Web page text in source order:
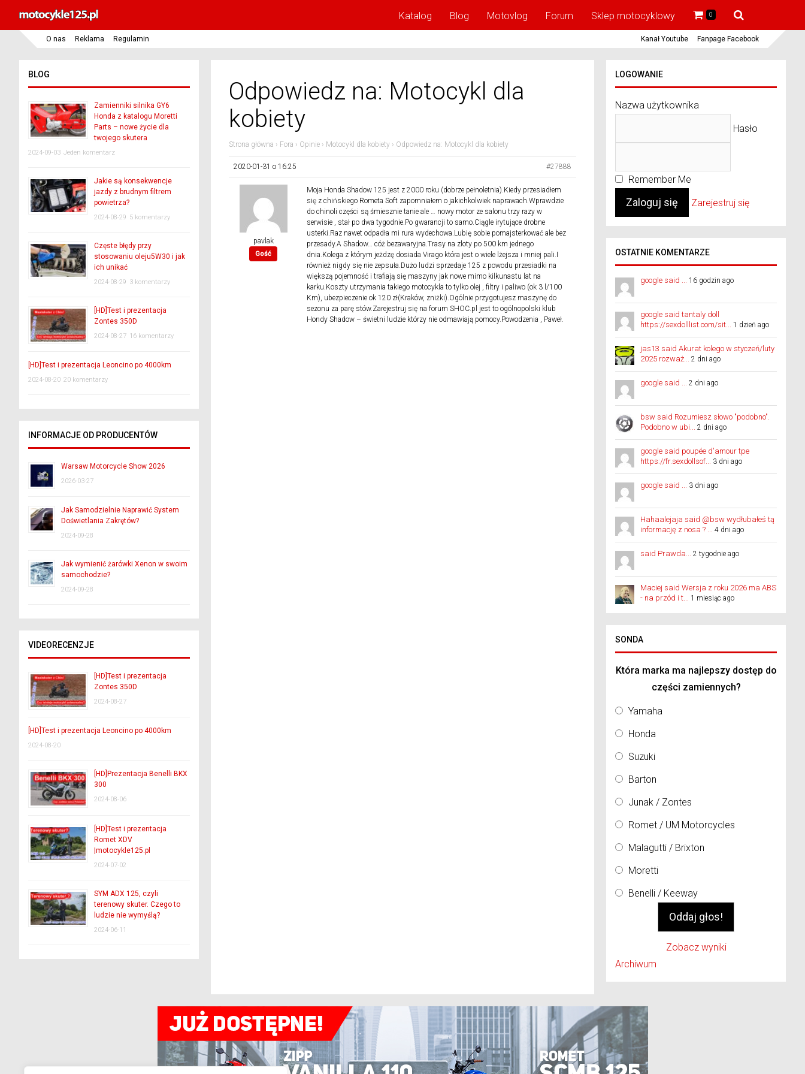
Katalog Blog Motovlog Forum Sklep motocyklowy 0
O nas Reklama Regulamin Kanał Youtube Fanpage Facebook
Odpowiedz na: Motocykl dla
kobiety
Strona główna › Fora › Opinie › Motocykl dla kobiety › Odpowiedz na: Motocykl dla kobiety
2020-01-31 o 16:25 #27888
pavlak
Gość
Moja Honda Shadow 125 jest z 2000 roku (dobrze pełnoletnia).Kiedy przesiadłem
się z chińskiego Rometa Soft zapomniałem o jakichkolwiek naprawach.Wprawdzie
do chinoli części są śmiesznie tanie ale … nowy motor ze salonu trzy razy w
serwisie , stał po dwa tygodnie.Po gwarancji to samo.Ciągle irytujące drobne
usterki.Raz nawet odpadła mi rura wydechowa.Lubię sobie pomajsterkować ale bez
przesady.A Shadow… cóż bezawaryjna.Trasy na zloty po 500 km jednego
dnia.Kolega z którym jeżdzę dosiada Virago która jest o wiele lżejsza i mniej pali.I
również nigdy się nie zepsuła.Dużo ludzi sprzedaje 125 z powodu przesiadki na
większą pojemność i trafiają się maszyny jak nowe mimo kilkunastu lat na
karku.Koszty utrzymania takiego motocykla to tylko olej , filtry i paliwo (ok 3 l/100
Km), ubezpieczenie ok 120 zł(Kraków, zniżki).Ogólnie przygotujesz maszynę do
sezonu za parę stów.Zarejestruj się na forum SHOC.pl jest to ogólnopolski klub
Hondy Shadow – świetni ludzie którzy nie odmawiają pomocy.Powodzenia , Paweł.
BLOG
Zamienniki silnika GY6
Honda z katalogu Moretti
Parts – nowe życie dla
twojego skutera
2024-09-03 Jeden komentarz
Jakie są konsekwencje
jazdy z brudnym filtrem
powietrza?
2024-08-29 5 komentarzy
Częste błędy przy
stosowaniu oleju5W30 i jak
ich unikać
2024-08-29 3 komentarzy
[HD]Test i prezentacja
Zontes 350D
2024-08-27 16 komentarzy
[HD]Test i prezentacja Leoncino po 4000km
2024-08-20 20 komentarzy
INFORMACJE OD PRODUCENTÓW
Warsaw Motorcycle Show 2026
2026-03-27
Jak Samodzielnie Naprawić System
Doświetlania Zakrętów?
2024-09-28
Jak wymienić żarówki Xenon w swoim
samochodzie?
2024-09-28
VIDEORECENZJE
[HD]Test i prezentacja
Zontes 350D
2024-08-27
[HD]Test i prezentacja Leoncino po 4000km
2024-08-20
[HD]Prezentacja Benelli BKX
300
2024-08-06
[HD]Test i prezentacja
Romet XDV
|motocykle125.pl
2024-07-02
SYM ADX 125, czyli
terenowy skuter. Czego to
ludzie nie wymyślą?
2024-06-11
LOGOWANIE
Nazwa użytkownika
Hasło
Remember Me
Zarejestruj się
OSTATNIE KOMENTARZE
google said ... 16 godzin ago
google said tantaly doll
https://sexdolllist.com/sit... 1 dzień ago
jas13 said Akurat kolego w styczeń/luty
2025 rozważ... 2 dni ago
google said ... 2 dni ago
bsw said Rozumiesz słowo "podobno".
Podobno w ubi... 2 dni ago
google said poupée d'amour tpe
https://fr.sexdollsof... 3 dni ago
google said ... 3 dni ago
Hahaalejaja said @bsw wydłubałeś tą
informację z nosa ? ... 4 dni ago
said Prawda... 2 tygodnie ago
Maciej said Wersja z roku 2026 ma ABS
- na przód i t... 1 miesiąc ago
SONDA
Która marka ma najlepszy dostęp do
części zamiennych?
Yamaha
Honda
Suzuki
Barton
Junak / Zontes
Romet / UM Motorcycles
Malagutti / Brixton
Moretti
Benelli / Keeway
Zobacz wyniki
Archiwum